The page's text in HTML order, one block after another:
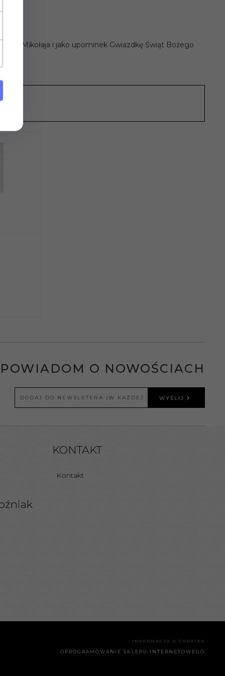
Mikołaja i jako upominek Gwiazdkę Świąt Bożego
POWIADOM O NOWOŚCIACH
WYŚLIJ
KONTAKT
Kontakt
INFORMACJA O COOKIES
OPROGRAMOWANIE SKLEPU INTERNETOWEGO